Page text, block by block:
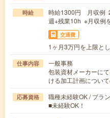
時給
時給1300円 月収例
週+残業10h ※月収例
交通費
1ヶ月3万円を上限と
仕事内容
一般事務
包装資材メーカーに
ける加工計画につい
応募資格
職種未経験OK / ブラ
■未経験OK！